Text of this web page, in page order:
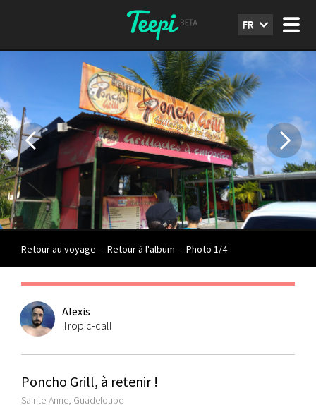
FR
Retour au voyage - Retour à l'album - Photo 1/4
Alexis
Tropic-call
Poncho Grill, à retenir !
Sainte-Anne, Guadeloupe